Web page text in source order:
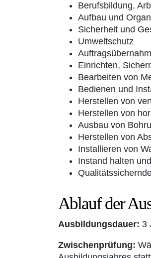
Berufsbildung,
Aufbau und
Sicherheit und
Umweltschutz
Einrichten,
Bearbeiten von
Bedienen und
Herstellen von
Herstellen von
Ausbau von
Herstellen von
Installieren von
Instand halten
Ablauf der
Ausbildungsdauer: 3
Zwischenprüfung: